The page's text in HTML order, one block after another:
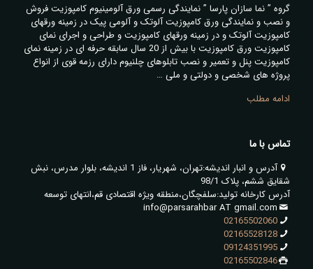
گروه ” نما سازان پارسا ” نمایندگی رسمی ورق آلومینیوم کامپوزیت فروش
و نصب و نمایندگی ورق کامپوزیت آلوتک و آلومی پیک در زمینه ورقهای
کامپوزیت آلوتک و در زمینه ورقهای کامپوزیت و طراحی و اجرای نمای
کامپوزیت ورق کامپوزیت با بیش از 20 سال سابقه حرفه ای در زمینه نمای
کامپوزیت پنل و تعمیر و نصب تابلوهای چلنیوم دارای رزمه قوی از انواع
پروژه های شخصی و دولتی و ملی …
ادامه مطلب
تماس با ما
آدرس و انبار اندیشه:تهران، شهریار، فاز 1 اندیشه، بلوار مدرس، نبش
شقایق ششم، پلاک 98/1
آدرس کارخانه تولید:سلفچگان،منطقه ویژه اقتصادی قم،انتهای توسعه
info@parsarahbar AT gmail.com
02165502060
02165528128
09124351995
02165502846